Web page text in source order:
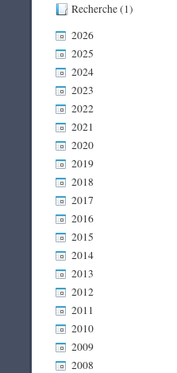
Recherche (1)
2026
2025
2024
2023
2022
2021
2020
2019
2018
2017
2016
2015
2014
2013
2012
2011
2010
2009
2008